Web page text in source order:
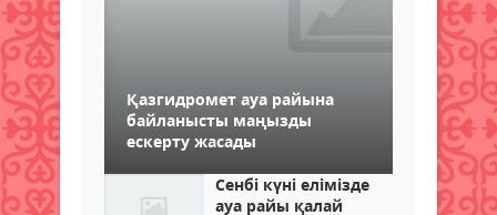
Қазгидромет ауа райына
байланысты маңызды
ескерту жасады
Сенбі күні елімізде
ауа райы қалай